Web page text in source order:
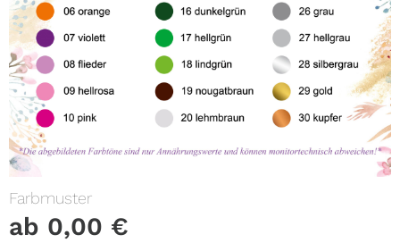
Farbmuster
ab 0,00 €